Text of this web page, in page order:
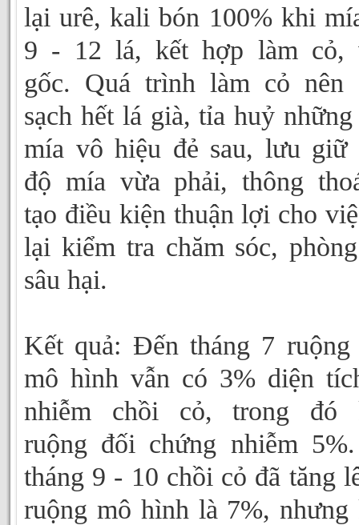
lại urê, kali bón 100% khi
9 - 12 lá, kết hợp làm cỏ,
gốc. Quá trình làm cỏ nên
sạch hết lá già, tỉa huỷ
mía vô hiệu đẻ sau, lưu giữ
độ mía vừa phải, thông
tạo điều kiện thuận lợi cho
lại kiểm tra chăm sóc,
sâu hại.
Kết quả: Đến tháng 7 ruộng
mô hình vẫn có 3% diện
nhiễm chồi cỏ, trong đó
ruộng đối chứng nhiễm
tháng 9 - 10 chồi cỏ đã tăng
ruộng mô hình là 7%, nhưng